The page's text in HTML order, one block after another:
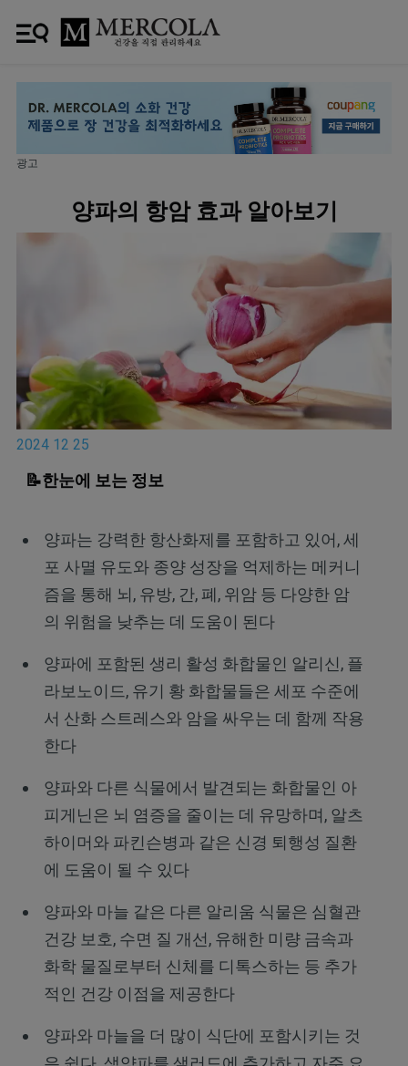
광고
양파의 항암 효과 알아보기
2024 12 25
📝한눈에 보는 정보
양파는 강력한 항산화제를 포함하고 있어, 세
포 사멸 유도와 종양 성장을 억제하는 메커니
즘을 통해 뇌, 유방, 간, 폐, 위암 등 다양한 암
의 위험을 낮추는 데 도움이 된다
양파에 포함된 생리 활성 화합물인 알리신, 플
라보노이드, 유기 황 화합물들은 세포 수준에
서 산화 스트레스와 암을 싸우는 데 함께 작용
한다
양파와 다른 식물에서 발견되는 화합물인 아
피게닌은 뇌 염증을 줄이는 데 유망하며, 알츠
하이머와 파킨슨병과 같은 신경 퇴행성 질환
에 도움이 될 수 있다
양파와 마늘 같은 다른 알리움 식물은 심혈관
건강 보호, 수면 질 개선, 유해한 미량 금속과
화학 물질로부터 신체를 디톡스하는 등 추가
적인 건강 이점을 제공한다
양파와 마늘을 더 많이 식단에 포함시키는 것